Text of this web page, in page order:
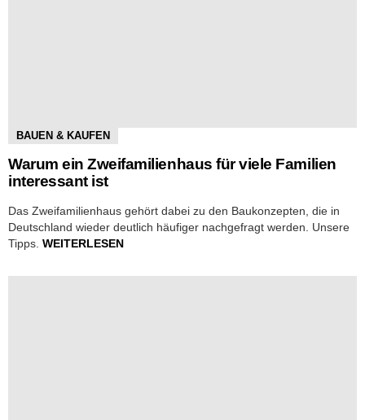
BAUEN & KAUFEN
Warum ein Zweifamilienhaus für viele Familien
interessant ist
Das Zweifamilienhaus gehört dabei zu den Baukonzepten, die in
Deutschland wieder deutlich häufiger nachgefragt werden. Unsere
Tipps. WEITERLESEN